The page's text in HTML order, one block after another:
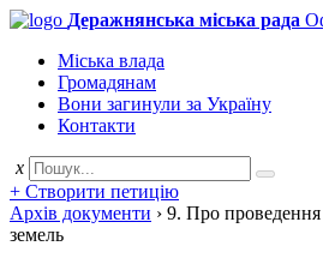
Деражнянська міська рада
Міська влада
Громадянам
Вони загинули за Україну
Контакти
x
+ Створити петицію
Архів документи › 9. Про проведення
земель